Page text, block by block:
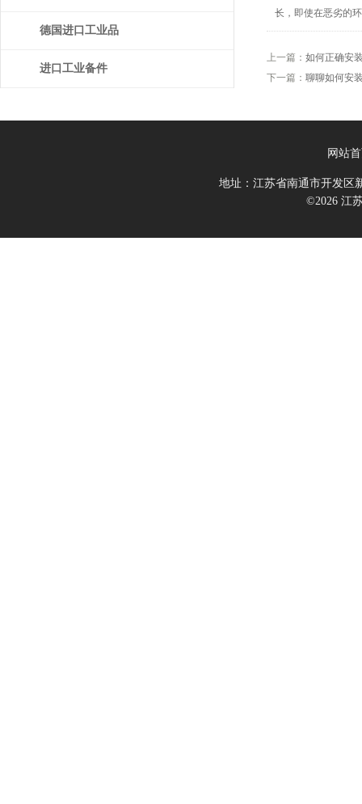
德国进口工业品
进口工业备件
长，即使在恶劣的
上一篇： 如何正确安
下一篇： 聊聊如何安
网站
地址：江苏省南通市开发区
©2026 江